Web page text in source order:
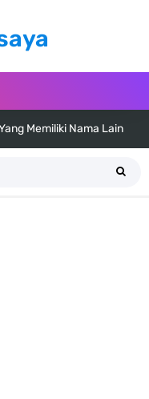
Memiliki Nama Lain